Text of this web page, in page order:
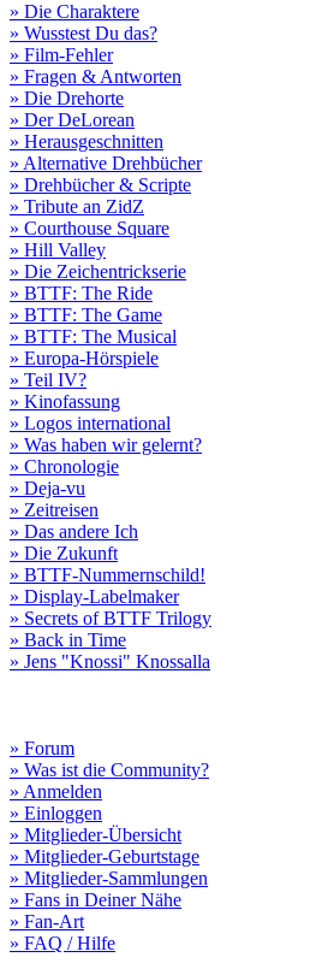
» Die Charaktere
» Wusstest Du das?
» Film-Fehler
» Fragen & Antworten
» Die Drehorte
» Der DeLorean
» Herausgeschnitten
» Alternative Drehbücher
» Drehbücher & Scripte
» Tribute an ZidZ
» Courthouse Square
» Hill Valley
» Die Zeichentrickserie
» BTTF: The Ride
» BTTF: The Game
» BTTF: The Musical
» Europa-Hörspiele
» Teil IV?
» Kinofassung
» Logos international
» Was haben wir gelernt?
» Chronologie
» Deja-vu
» Zeitreisen
» Das andere Ich
» Die Zukunft
» BTTF-Nummernschild!
» Display-Labelmaker
» Secrets of BTTF Trilogy
» Back in Time
» Jens "Knossi" Knossalla
» Forum
» Was ist die Community?
» Anmelden
» Einloggen
» Mitglieder-Übersicht
» Mitglieder-Geburtstage
» Mitglieder-Sammlungen
» Fans in Deiner Nähe
» Fan-Art
» FAQ / Hilfe